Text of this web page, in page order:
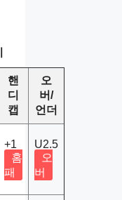
핸
디
캡
오
버/
언더
+1
홈
패
U2.5
오
버